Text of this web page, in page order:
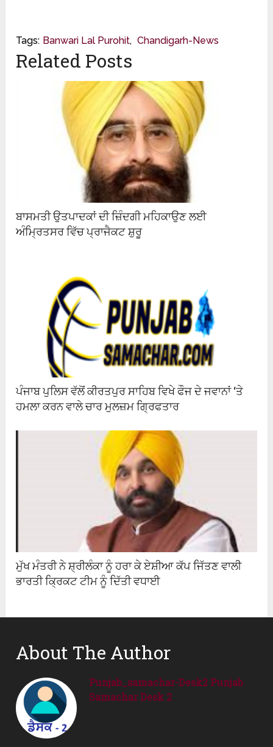
Tags: Banwari Lal Purohit, Chandigarh-News
Related Posts
ਬਾਸਮਤੀ ਉਤਪਾਦਕਾਂ ਦੀ ਜ਼ਿੰਦਗੀ ਮਹਿਕਾਉਣ ਲਈ
ਅੰਮ੍ਰਿਤਸਰ ਵਿੱਚ ਪ੍ਰਾਜੈਕਟ ਸ਼ੁਰੂ
ਪੰਜਾਬ ਪੁਲਿਸ ਵੱਲੋਂ ਕੀਰਤਪੁਰ ਸਾਹਿਬ ਵਿਖੇ ਫੌਜ ਦੇ ਜਵਾਨਾਂ ‘ਤੇ
ਹਮਲਾ ਕਰਨ ਵਾਲੇ ਚਾਰ ਮੁਲਜ਼ਮ ਗ੍ਰਿਫਤਾਰ
ਮੁੱਖ ਮੰਤਰੀ ਨੇ ਸ਼੍ਰੀਲੰਕਾ ਨੂੰ ਹਰਾ ਕੇ ਏਸ਼ੀਆ ਕੱਪ ਜਿੱਤਣ ਵਾਲੀ
ਭਾਰਤੀ ਕ੍ਰਿਕਟ ਟੀਮ ਨੂੰ ਦਿੱਤੀ ਵਧਾਈ
About The Author
Punjab_samachar-Desk2 Punjab
Samachar Desk 2